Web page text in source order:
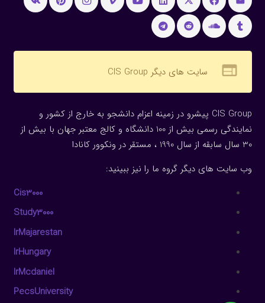
web سایت های دیگر CIS Group
CIS Group پیشرو در زمینه اعزام دانشجو به خارج از کشور و
نمایندگی رسمی بیش از 100 دانشگاه و کالج معتبر جهان با بیش از
30 سال سابقه از سال 1990 ، مستقر در ونکوور کانادا
وب سایت های دیگر گروه ما را نیز ببینید:
Cis3000
Study3000
IrMajarestan
IrHungary
IrMcdaniel
PecsUniversity